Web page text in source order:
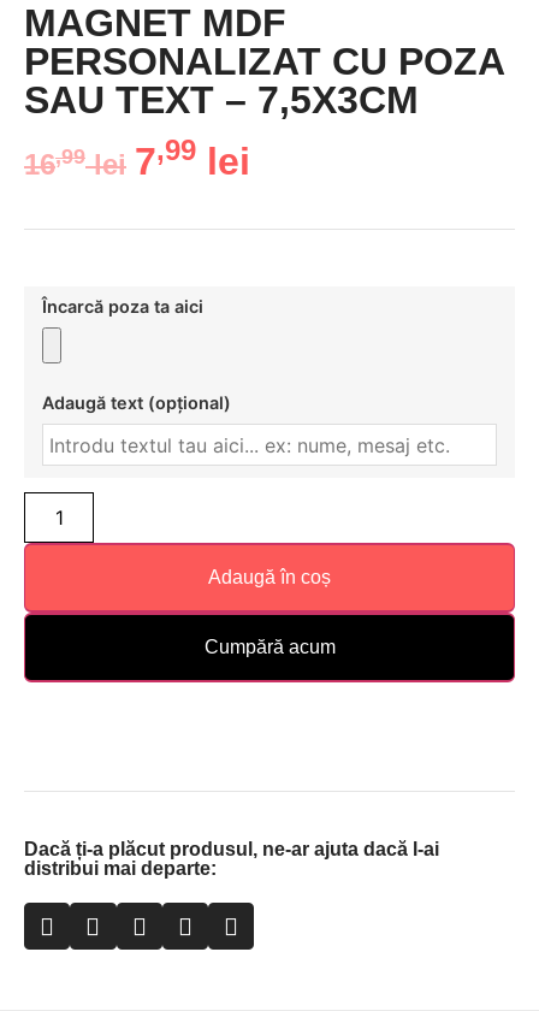
MAGNET MDF
PERSONALIZAT CU POZA
SAU TEXT – 7,5X3CM
16,99 lei 7,99 lei
Încarcă poza ta aici
Adaugă text (opțional)
Adaugă în coș
Cumpără acum
Dacă ți-a plăcut produsul, ne-ar ajuta dacă l-ai
distribui mai departe: